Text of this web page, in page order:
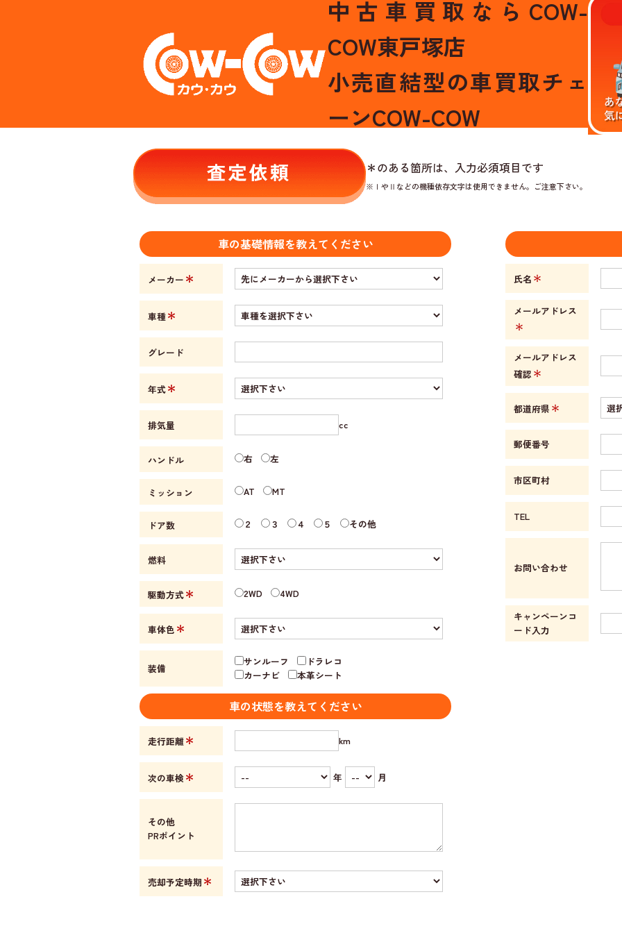
中古車買取ならCOW-
COW東戸塚店
小売直結型の車買取チェ
ーンCOW-COW
＊のある箇所は、入力必須項目です
※ⅠやⅡなどの機種依存文字は使用できません。ご注意下さい。
車の基礎情報を教えてください
メーカー ＊
車種＊
グレード
年式＊
排気量 cc
ハンドル 右 左
ミッション AT MT
ドア数 ２ ３ ４ ５ その他
燃料
駆動方式＊ 2WD 4WD
車体色 ＊
装備
サンルーフ
ドラレコ
カーナビ
本革シート
車の状態を教えてください
走行距離＊ km
次の車検＊ 年 月
その他
PRポイント
売却予定時期 ＊
氏名 ＊
メールアドレス
＊
メールアドレス
確認 ＊
都道府県 ＊
郵便番号
市区町村
TEL
お問い合わせ
キャンペーンコ
ード入力